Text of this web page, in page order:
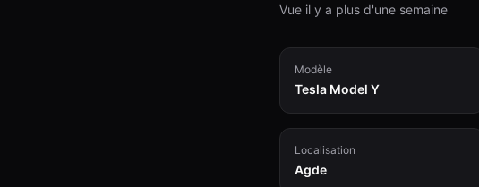
Vue il y a plus d'une semaine
Modèle
Tesla Model Y
Localisation
Agde